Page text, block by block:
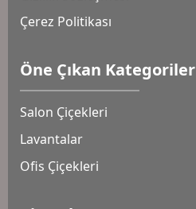
Çerez Politikası
Öne Çıkan Kategoriler
Salon Çiçekleri
Lavantalar
Ofis Çiçekleri